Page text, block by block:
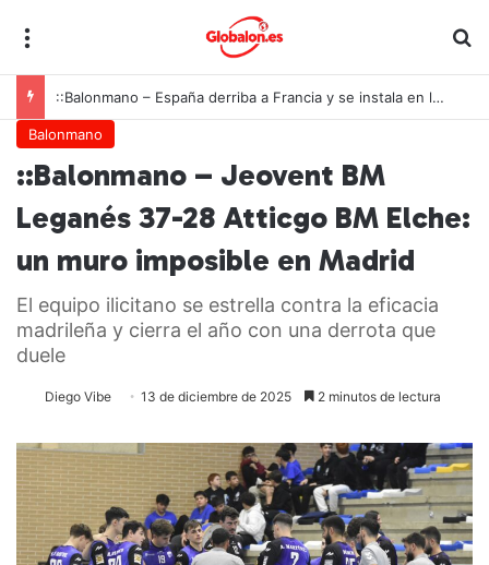
::Balonmano – España derriba a Francia y se instala en las semifinales del Europeo juvenil
Balonmano
::Balonmano – Jeovent BM
Leganés 37-28 Atticgo BM Elche:
un muro imposible en Madrid
El equipo ilicitano se estrella contra la eficacia
madrileña y cierra el año con una derrota que
duele
Diego Vibe 13 de diciembre de 2025 2 minutos de lectura